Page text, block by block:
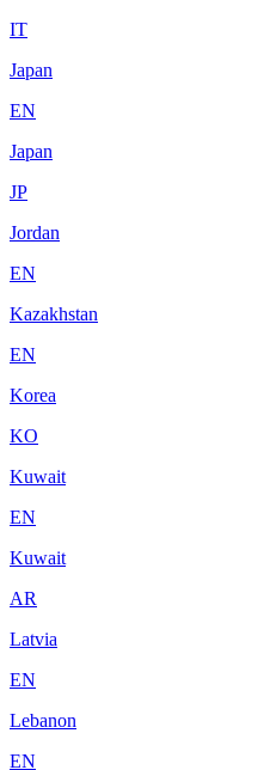
IT
Japan
EN
Japan
JP
Jordan
EN
Kazakhstan
EN
Korea
KO
Kuwait
EN
Kuwait
AR
Latvia
EN
Lebanon
EN